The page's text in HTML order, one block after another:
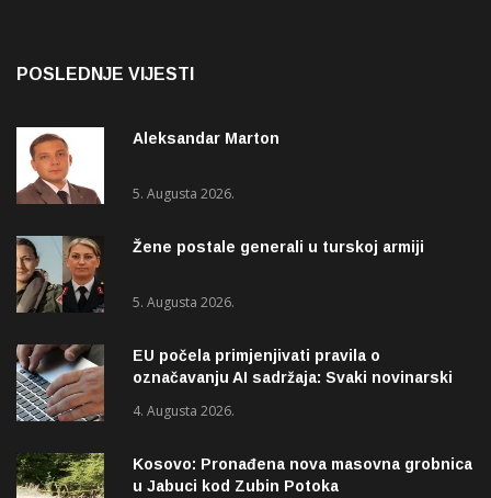
POSLEDNJE VIJESTI
Aleksandar Marton
5. Augusta 2026.
Žene postale generali u turskoj armiji
5. Augusta 2026.
EU počela primjenjivati pravila o
označavanju AI sadržaja: Svaki novinarski
4. Augusta 2026.
Kosovo: Pronađena nova masovna grobnica
u Jabuci kod Zubin Potoka